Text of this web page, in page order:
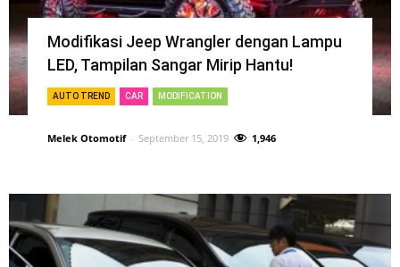
Modifikasi Jeep Wrangler dengan Lampu
LED, Tampilan Sangar Mirip Hantu!
AUTO TREND CAR MODIFICATION
Melek Otomotif - September 15, 2019 1,946